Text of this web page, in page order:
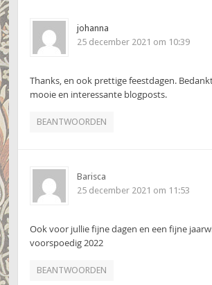
johanna
25 december 2021 om 10:39
Thanks, en ook prettige feestdagen.
mooie en interessante blogposts.
BEANTWOORDEN
Barisca
25 december 2021 om 11:53
Ook voor jullie fijne dagen en een fijne
voorspoedig 2022
BEANTWOORDEN